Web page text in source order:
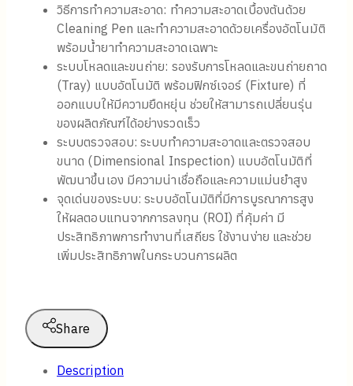
วิธีการทำความสะอาด: ทำความสะอาดเบื้องต้นด้วย
Cleaning Pen และทำความสะอาดด้วยเครื่องอัตโนมัติ
พร้อมน้ำยาทำความสะอาดเฉพาะ
ระบบโหลดและขนถ่าย: รองรับการโหลดและขนถ่ายถาด
(Tray) แบบอัตโนมัติ พร้อมฟิกซ์เจอร์ (Fixture) ที่
ออกแบบให้มีความยืดหยุ่น ช่วยให้สามารถเปลี่ยนรุ่น
ของผลิตภัณฑ์ได้อย่างรวดเร็ว
ระบบตรวจสอบ: ระบบทำความสะอาดและตรวจสอบ
ขนาด (Dimensional Inspection) แบบอัตโนมัติที่
พัฒนาขึ้นเอง มีความน่าเชื่อถือและความแม่นยำสูง
จุดเด่นของระบบ: ระบบอัตโนมัติที่มีการบูรณาการสูง
ให้ผลตอบแทนจากการลงทุน (ROI) ที่คุ้มค่า มี
ประสิทธิภาพการทำงานที่เสถียร ใช้งานง่าย และช่วย
เพิ่มประสิทธิภาพในกระบวนการผลิต
Share
Description